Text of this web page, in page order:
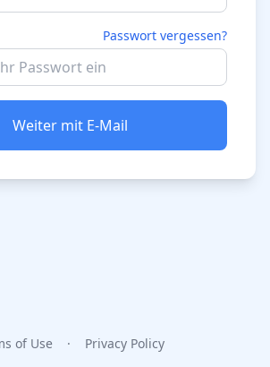
Passwort vergessen?
Weiter mit E-Mail
of Use · Privacy Policy